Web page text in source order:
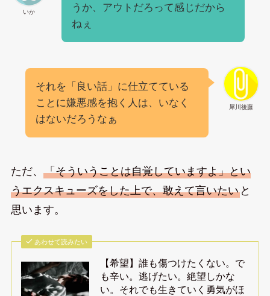
いか
うか、アウトだろって感じだから
ねぇ
犀川後藤
それを「良い話」に仕立てている
ことに嫌悪感を抱く人は、いなく
はないだろうなぁ
ただ、 「そういうことは自覚していますよ」とい
うエクスキューズをした上で、敢えて言いたいと
思います。
あわせて読みたい
【希望】誰も傷つけたくない。で
も辛い。逃げたい。絶望しかな
い。それでも生きていく勇気がほ